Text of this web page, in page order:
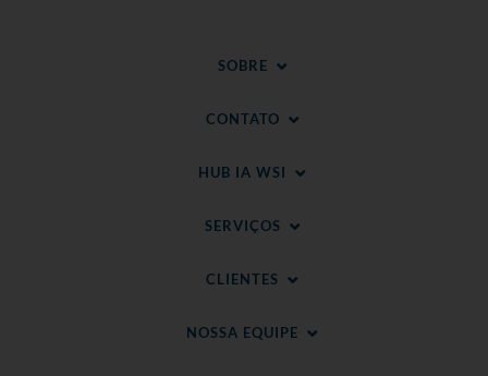
SOBRE
CONTATO
HUB IA WSI
SERVIÇOS
CLIENTES
NOSSA EQUIPE